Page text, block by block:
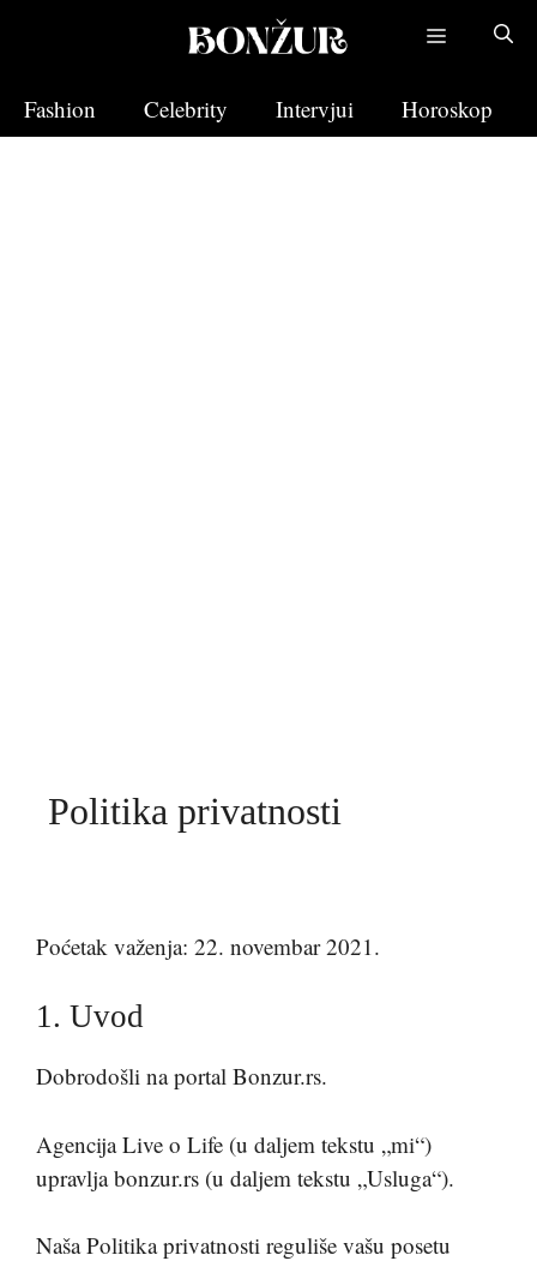
Fashion
Celebrity Intervjui Horoskop
Politika privatnosti
Poćetak važenja: 22. novembar 2021.
1. Uvod
Dobrodošli na portal Bonzur.rs.
Agencija Live o Life (u daljem tekstu „mi“)
upravlja bonzur.rs (u daljem tekstu „Usluga“).
Naša Politika privatnosti reguliše vašu posetu